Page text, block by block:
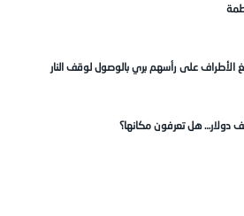
الأطراف على رأسهم بري بالوصول لوقف النار